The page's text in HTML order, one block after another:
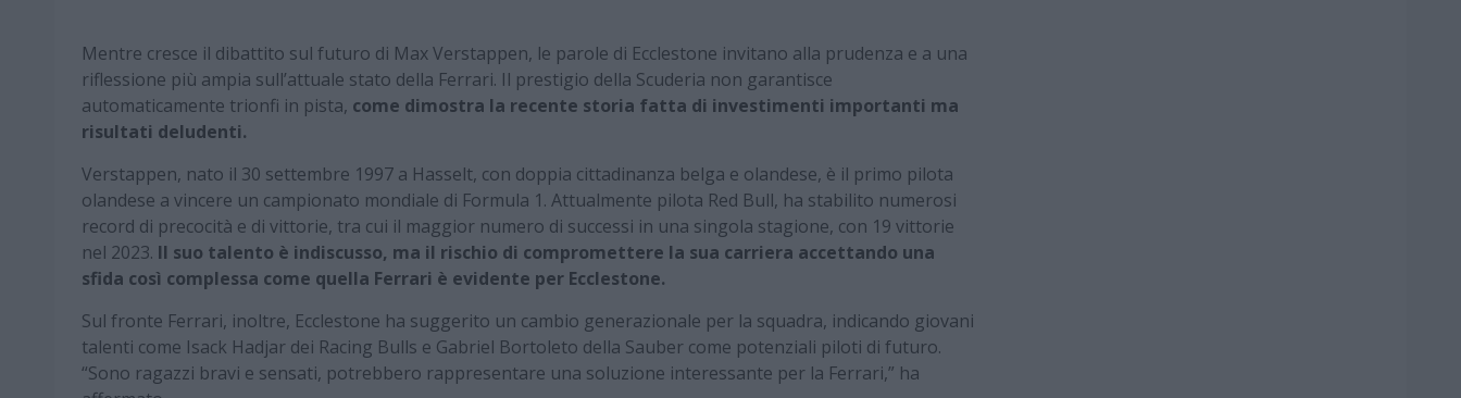
Mentre cresce il dibattito sul futuro di Max Verstappen, le parole di Ecclestone invitano alla prudenza e a una
riflessione più ampia sull’attuale stato della Ferrari. Il prestigio della Scuderia non garantisce
automaticamente trionfi in pista, come dimostra la recente storia fatta di investimenti importanti ma
risultati deludenti.
Verstappen, nato il 30 settembre 1997 a Hasselt, con doppia cittadinanza belga e olandese, è il primo pilota
olandese a vincere un campionato mondiale di Formula 1. Attualmente pilota Red Bull, ha stabilito numerosi
record di precocità e di vittorie, tra cui il maggior numero di successi in una singola stagione, con 19 vittorie
nel 2023. Il suo talento è indiscusso, ma il rischio di compromettere la sua carriera accettando una
sfida così complessa come quella Ferrari è evidente per Ecclestone.
Sul fronte Ferrari, inoltre, Ecclestone ha suggerito un cambio generazionale per la squadra, indicando giovani
talenti come Isack Hadjar dei Racing Bulls e Gabriel Bortoleto della Sauber come potenziali piloti di futuro.
“Sono ragazzi bravi e sensati, potrebbero rappresentare una soluzione interessante per la Ferrari,” ha